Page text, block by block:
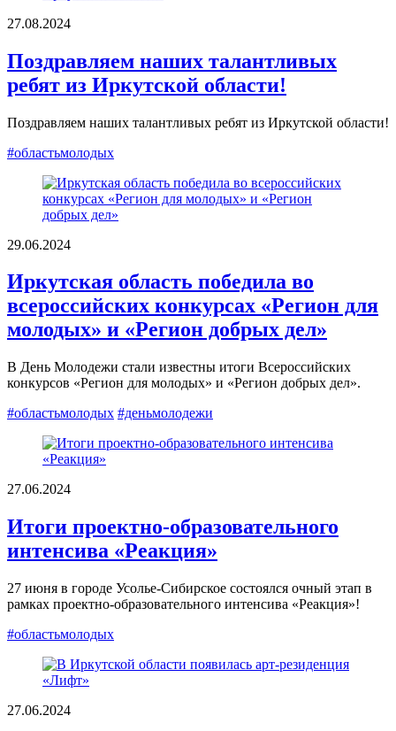
27.08.2024
Поздравляем наших талантливых
ребят из Иркутской области!
Поздравляем наших талантливых ребят из Иркутской области!
#областьмолодых
29.06.2024
Иркутская область победила во
всероссийских конкурсах «Регион для
молодых» и «Регион добрых дел»
В День Молодежи стали известны итоги Всероссийских
конкурсов «Регион для молодых» и «Регион добрых дел».
#областьмолодых #деньмолодежи
27.06.2024
Итоги проектно-образовательного
интенсива «Реакция»
27 июня в городе Усолье-Сибирское состоялся очный этап в
рамках проектно-образовательного интенсива «Реакция»!
#областьмолодых
27.06.2024